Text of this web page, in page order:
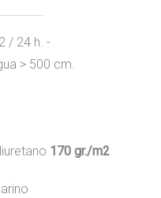
/ 24 h. -
> 500 cm.
170 gr./m2